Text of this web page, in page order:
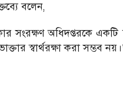
বলেন,
সংরক্ষণ অধিদপ্তরকে একটি
স্বার্থরক্ষা করা সম্ভব